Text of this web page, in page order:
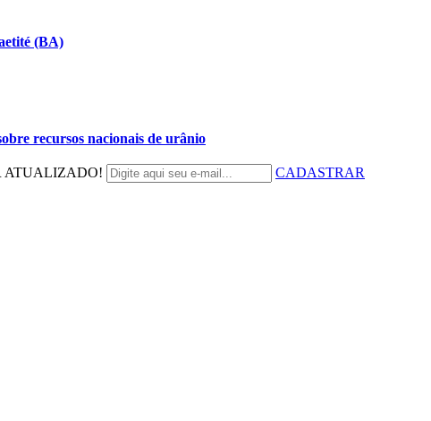
(BA)
recursos nacionais de urânio
ATUALIZADO!
CADASTRAR